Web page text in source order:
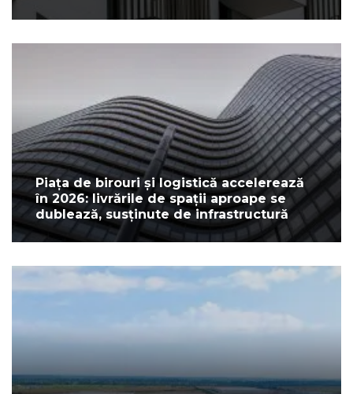
Piața de birouri și logistică accelerează
în 2026: livrările de spații aproape se
dublează, susținute de infrastructură